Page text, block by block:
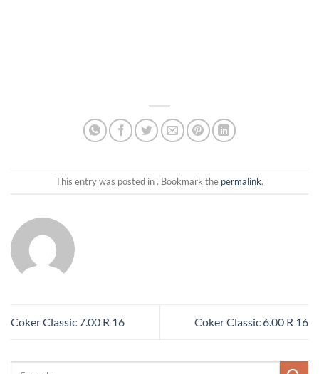
This entry was posted in . Bookmark the permalink.
Coker Classic 7.00 R 16 Coker Classic 6.00 R 16